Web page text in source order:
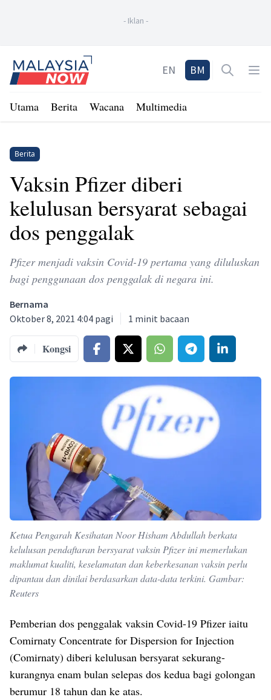
- Iklan -
Home
EN BM Open
Utama Berita Wacana Multimedia
Berita
Vaksin Pfizer diberi
kelulusan bersyarat sebagai
dos penggalak
Pfizer menjadi vaksin Covid-19 pertama yang diluluskan
bagi penggunaan dos penggalak di negara ini.
Bernama
Oktober 8, 2021 4:04 pagi
1 minit bacaan
Kongsi
Ketua Pengarah Kesihatan Noor Hisham Abdullah berkata
kelulusan pendaftaran bersyarat vaksin Pfizer ini memerlukan
maklumat kualiti, keselamatan dan keberkesanan vaksin perlu
dipantau dan dinilai berdasarkan data-data terkini. Gambar:
Reuters
Pemberian dos penggalak vaksin Covid-19 Pfizer iaitu
Comirnaty Concentrate for Dispersion for Injection
(Comirnaty) diberi kelulusan bersyarat sekurang-
kurangnya enam bulan selepas dos kedua bagi golongan
berumur 18 tahun dan ke atas.